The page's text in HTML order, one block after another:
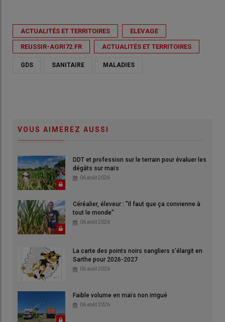
ACTUALITÉS ET TERRITOIRES ELEVAGE
REUSSIR-AGRI72.FR ACTUALITÉS ET TERRITOIRES
GDS SANITAIRE MALADIES
VOUS AIMEREZ AUSSI
DDT et profession sur le terrain pour évaluer les
dégâts sur maïs
06 août 2026
Céréalier, éleveur : "Il faut que ça convienne à
tout le monde"
06 août 2026
La carte des points noirs sangliers s'élargit en
Sarthe pour 2026-2027
06 août 2026
Faible volume en maïs non irrigué
06 août 2026